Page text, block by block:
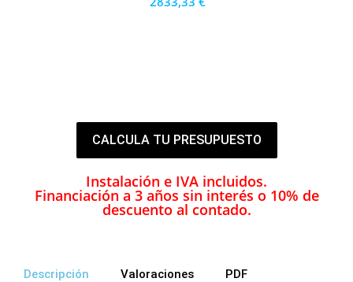
CALCULA TU PRESUPUESTO
Instalación e IVA incluidos.
Financiación a 3 años sin interés o 10% de
descuento al contado.
Descripción Valoraciones PDF